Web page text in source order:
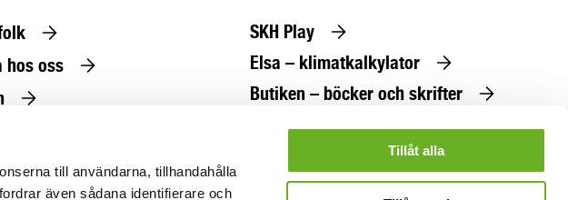
till användarna, tillhandahålla
även sådana identifierare och
Tillåt alla
hos oss
SKH Play
Elsa – klimatkalkylator
Butiken – böcker och skrifter
Beställ utbildningskatalog